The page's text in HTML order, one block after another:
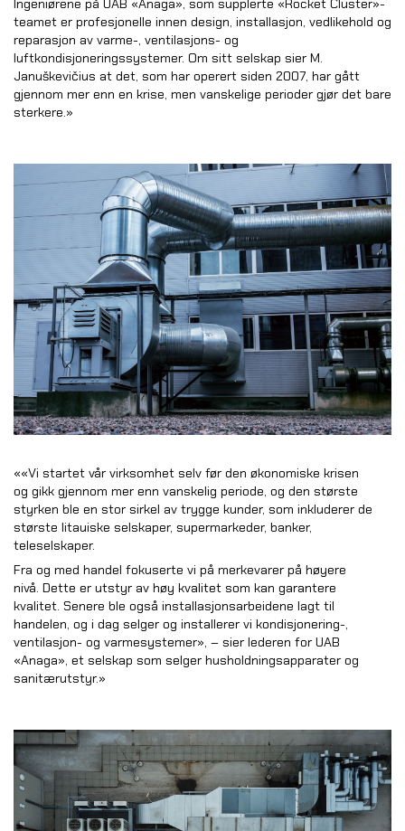
Ingeniørene på UAB «Anaga», som supplerte «Rocket Cluster»-
teamet er profesjonelle innen design, installasjon, vedlikehold og
reparasjon av varme-, ventilasjons- og
luftkondisjoneringssystemer. Om sitt selskap sier M.
Januškevičius at det, som har operert siden 2007, har gått
gjennom mer enn en krise, men vanskelige perioder gjør det bare
sterkere.»
««Vi startet vår virksomhet selv før den økonomiske krisen
og gikk gjennom mer enn vanskelig periode, og den største
styrken ble en stor sirkel av trygge kunder, som inkluderer de
største litauiske selskaper, supermarkeder, banker,
teleselskaper.
Fra og med handel fokuserte vi på merkevarer på høyere
nivå. Dette er utstyr av høy kvalitet som kan garantere
kvalitet. Senere ble også installasjonsarbeidene lagt til
handelen, og i dag selger og installerer vi kondisjonering-,
ventilasjon- og varmesystemer», – sier lederen for UAB
«Anaga», et selskap som selger husholdningsapparater og
sanitærutstyr.»